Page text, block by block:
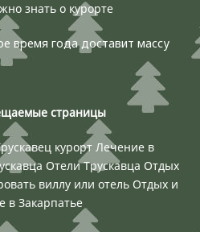
знать о курорте
время года доставит массу
страницы
курорт Лечение в
Отели Трускавца Отдых
виллу или отель Отдых и
в Закарпатье